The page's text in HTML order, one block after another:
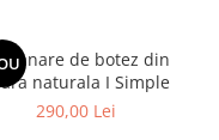
de botez din
naturala I Simple
290,00 Lei